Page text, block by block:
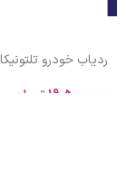
ردیاب شخصی کوبان TK102
4,400,000 تومان